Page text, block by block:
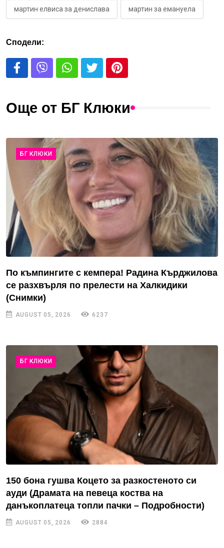
мартин елвиса за денислава мартин за емануела
Сподели:
Още от БГ Клюки
БГ КЛЮКИ
По къмпингите с кемпера! Радина Кърджилова
се разхвърля по прелести на Халкидики
(Снимки)
AUGUST 05, 2026 6237
БГ КЛЮКИ
150 бона гушва Коцето за разкостеното си
ауди (Драмата на певеца коства на
данъкоплатеца топли пачки – Подробности)
AUGUST 05, 2026 2884